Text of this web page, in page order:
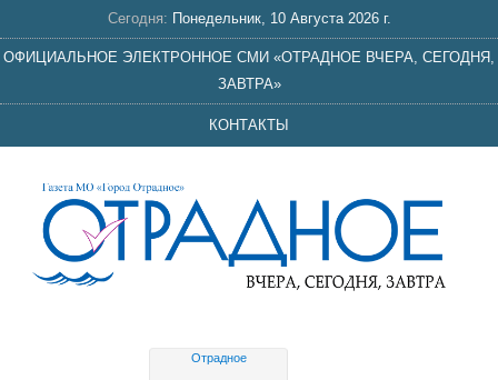
Сегодня: Понедельник, 10 Августа 2026 г.
ОФИЦИАЛЬНОЕ ЭЛЕКТРОННОЕ СМИ «ОТРАДНОЕ ВЧЕРА, СЕГОДНЯ,
ЗАВТРА»
КОНТАКТЫ
Отрадное